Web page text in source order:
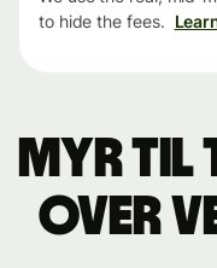
to hide the fees.
MYR til
over